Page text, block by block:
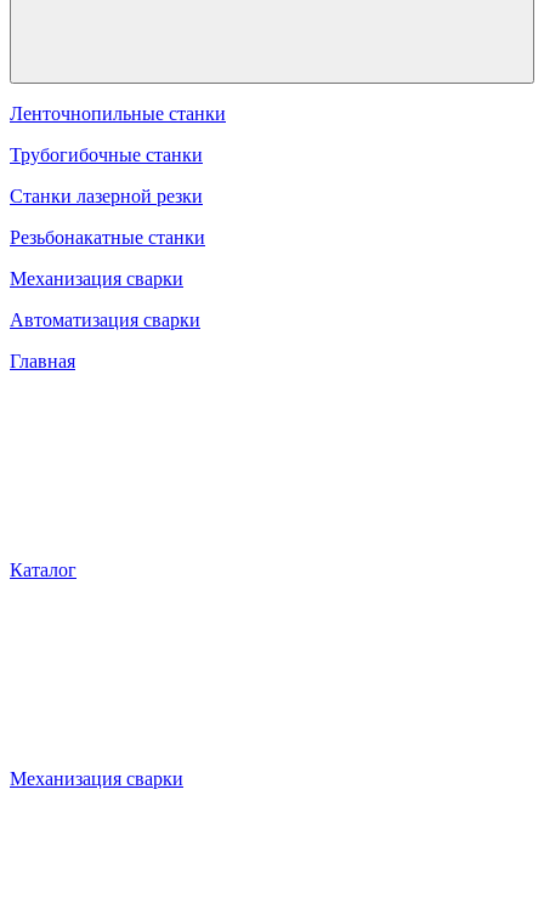
Ленточнопильные станки
Трубогибочные станки
Станки лазерной резки
Резьбонакатные станки
Механизация сварки
Автоматизация сварки
Главная
Каталог
Механизация сварки